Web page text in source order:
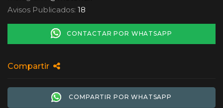
Avisos Publicados: 18
CONTACTAR POR WHATSAPP
Compartir
COMPARTIR POR WHATSAPP